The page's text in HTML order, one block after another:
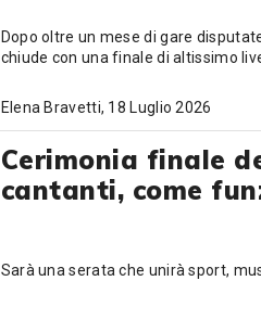
Dopo oltre un mese di gare
chiude con una finale di altissimo
Elena Bravetti, 18 Luglio 2026
Cerimonia finale
cantanti, come
Sarà una serata che unirà sport,